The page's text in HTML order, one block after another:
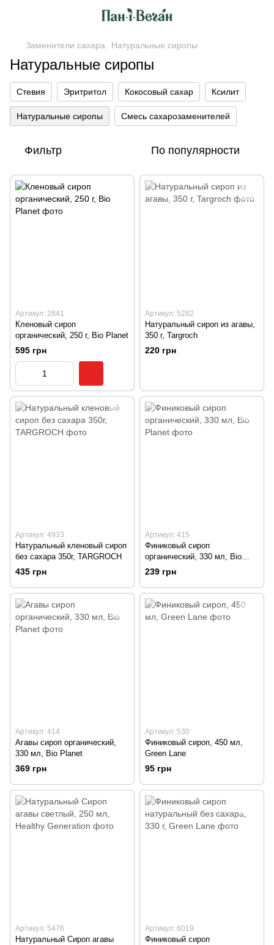
Заменители сахара Натуральные сиропы
Натуральные сиропы
Стевия Эритритол Кокосовый сахар Ксилит
Натуральные сиропы Смесь сахарозаменителей
Фильтр По популярности
Артикул: 2841
Кленовый сироп
органический, 250 г, Bio Planet
595 грн
Артикул: 5282
Натуральный сироп из агавы,
350 г, Targroch
220 грн
Артикул: 4933
Натуральный кленовый сироп
без сахара 350г, TARGROCH
435 грн
Артикул: 415
Финиковый сироп
органический, 330 мл, Bio
Planet
239 грн
Артикул: 414
Агавы сироп органический,
330 мл, Bio Planet
369 грн
Артикул: 530
Финиковый сироп, 450 мл,
Green Lane
95 грн
Артикул: 5476
Натуральный Сироп агавы
Артикул: 6019
Финиковый сироп